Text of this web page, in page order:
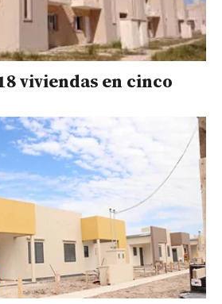
viviendas en cinco